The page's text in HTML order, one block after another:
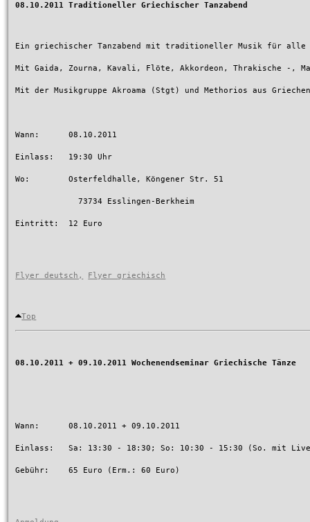
08.10.2011 Traditioneller Griechischer Tanzabend
Ein griechischer Tanzabend mit traditioneller Musik für alle
Mit Gaida, Zourna, Kavali, Flöte, Akkordeon, Thrakische -,
Mit der Musikgruppe Akroama (Stgt) und Methorios aus
Wann:      08.10.2011
Einlass:   19:30 Uhr
Wo:        Osterfeldhalle, Köngener Str. 51
Eintritt:  12 Euro
Flyer deutsch, Flyer griechisch
Top
08.10.2011 + 09.10.2011 Wochenendseminar Griechische Tänze
Wann:      08.10.2011 + 09.10.2011
Einlass:   Sa: 13:30 - 18:30; So: 10:30 - 15:30 (So. mit
Gebühr:    65 Euro (Erm.: 60 Euro)